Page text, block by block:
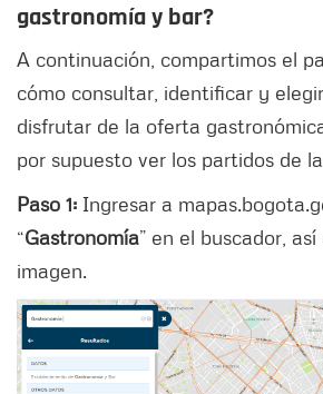
gastronomía y bar?
A continuación, compartimos el
cómo consultar, identificar y
disfrutar de la oferta
por supuesto ver los partidos de
Paso 1: Ingresar a
“Gastronomía” en el buscador,
imagen.